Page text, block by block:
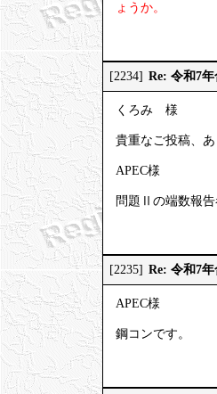
ょうか。
[2234] Re: 令和7
くろみ 様
貴重なご投稿、あ
APEC様
問題Ⅱの端数報告
[2235] Re: 令和7
APEC様
鋼コンです。